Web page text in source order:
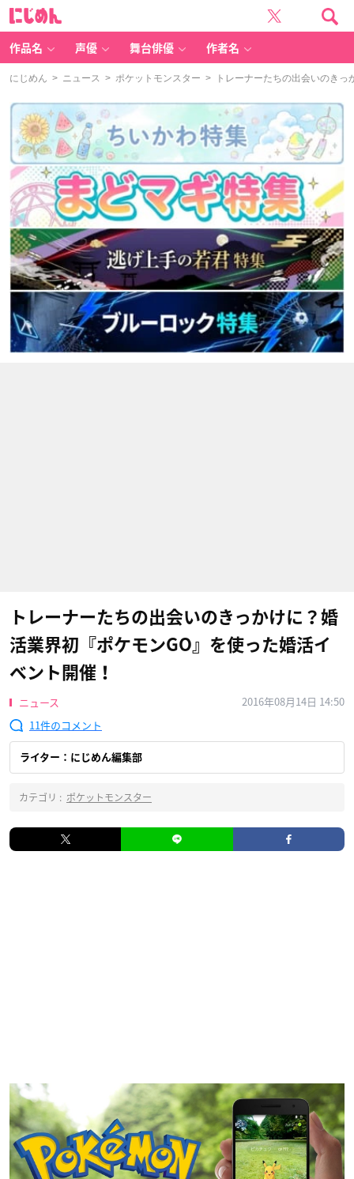
作品名 声優 舞台俳優 作者名
にじめん > ニュース > ポケットモンスター > トレーナーたちの出会いのきっ
トレーナーたちの出会いのきっかけに？婚
活業界初『ポケモンGO』を使った婚活イ
ベント開催！
ニュース
2016年08月14日 14:50
11
ライター：にじめん編集部
カテゴリ : ポケットモンスター